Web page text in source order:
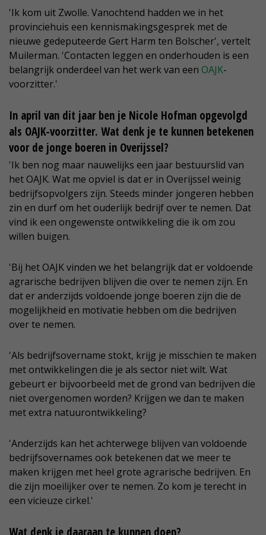
'Ik kom uit Zwolle. Vanochtend hadden we in het
provinciehuis een kennismakingsgesprek met de
nieuwe gedeputeerde Gert Harm ten Bolscher', vertelt
Muilerman. 'Contacten leggen en onderhouden is een
belangrijk onderdeel van het werk van een OAJK-
voorzitter.'
In april van dit jaar ben je Nicole Hofman opgevolgd
als OAJK-voorzitter. Wat denk je te kunnen betekenen
voor de jonge boeren in Overijssel?
'Ik ben nog maar nauwelijks een jaar bestuurslid van
het OAJK. Wat me opviel is dat er in Overijssel weinig
bedrijfsopvolgers zijn. Steeds minder jongeren hebben
zin en durf om het ouderlijk bedrijf over te nemen. Dat
vind ik een ongewenste ontwikkeling die ik om zou
willen buigen.
'Bij het OAJK vinden we het belangrijk dat er voldoende
agrarische bedrijven blijven die over te nemen zijn. En
dat er anderzijds voldoende jonge boeren zijn die de
mogelijkheid en motivatie hebben om die bedrijven
over te nemen.
'Als bedrijfsovername stokt, krijg je misschien te maken
met ontwikkelingen die je als sector niet wilt. Wat
gebeurt er bijvoorbeeld met de grond van bedrijven die
niet overgenomen worden? Krijgen we dan te maken
met extra natuurontwikkeling?
'Anderzijds kan het achterwege blijven van voldoende
bedrijfsovernames ook betekenen dat we meer te
maken krijgen met heel grote agrarische bedrijven. En
die zijn moeilijker over te nemen. Zo kom je terecht in
een vicieuze cirkel.'